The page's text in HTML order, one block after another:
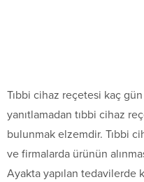
Tıbbi cihaz reçetesi kaç
yanıtlamadan tıbbi cihaz
bulunmak elzemdir. Tıbbi
ve firmalarda ürünün
Ayakta yapılan tedavilerde